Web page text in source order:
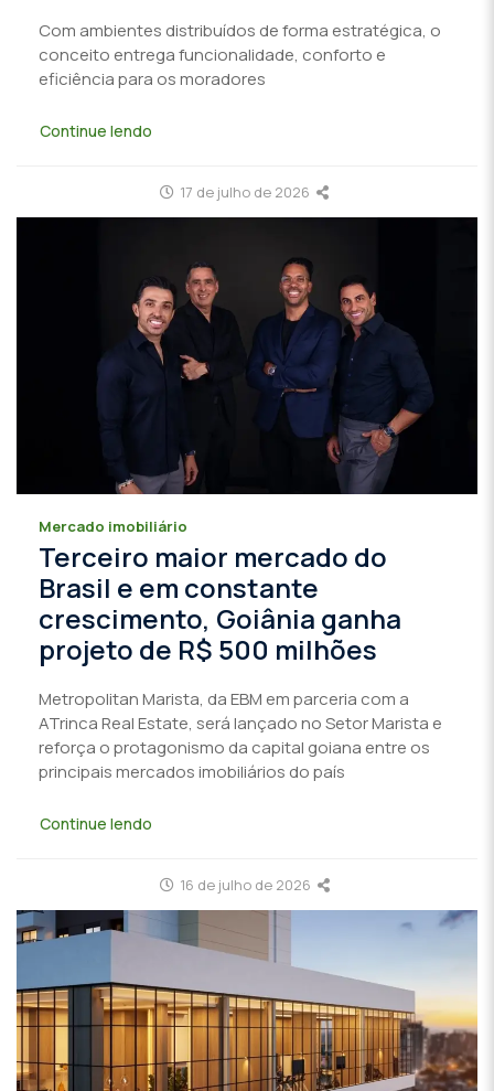
Com ambientes distribuídos de forma estratégica, o
conceito entrega funcionalidade, conforto e
eficiência para os moradores
Continue lendo
17 de julho de 2026
Mercado imobiliário
Terceiro maior mercado do
Brasil e em constante
crescimento, Goiânia ganha
projeto de R$ 500 milhões
Metropolitan Marista, da EBM em parceria com a
ATrinca Real Estate, será lançado no Setor Marista e
reforça o protagonismo da capital goiana entre os
principais mercados imobiliários do país
Continue lendo
16 de julho de 2026